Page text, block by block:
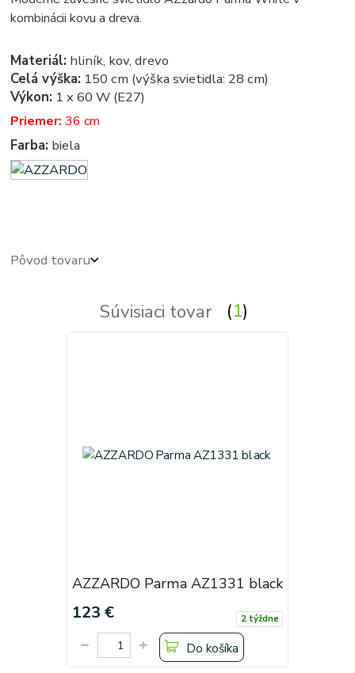
kombinácii kovu a dreva.
Materiál: hliník, kov, drevo
Celá výška: 150 cm (výška svietidla: 28 cm)
Výkon: 1 x 60 W (E27)
Priemer: 36 cm
Farba: biela
Pôvod tovaru
Súvisiaci tovar 1
AZZARDO Parma AZ1331 black
123 € 2 týždne
Do košíka